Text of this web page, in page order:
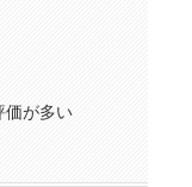
価が多い